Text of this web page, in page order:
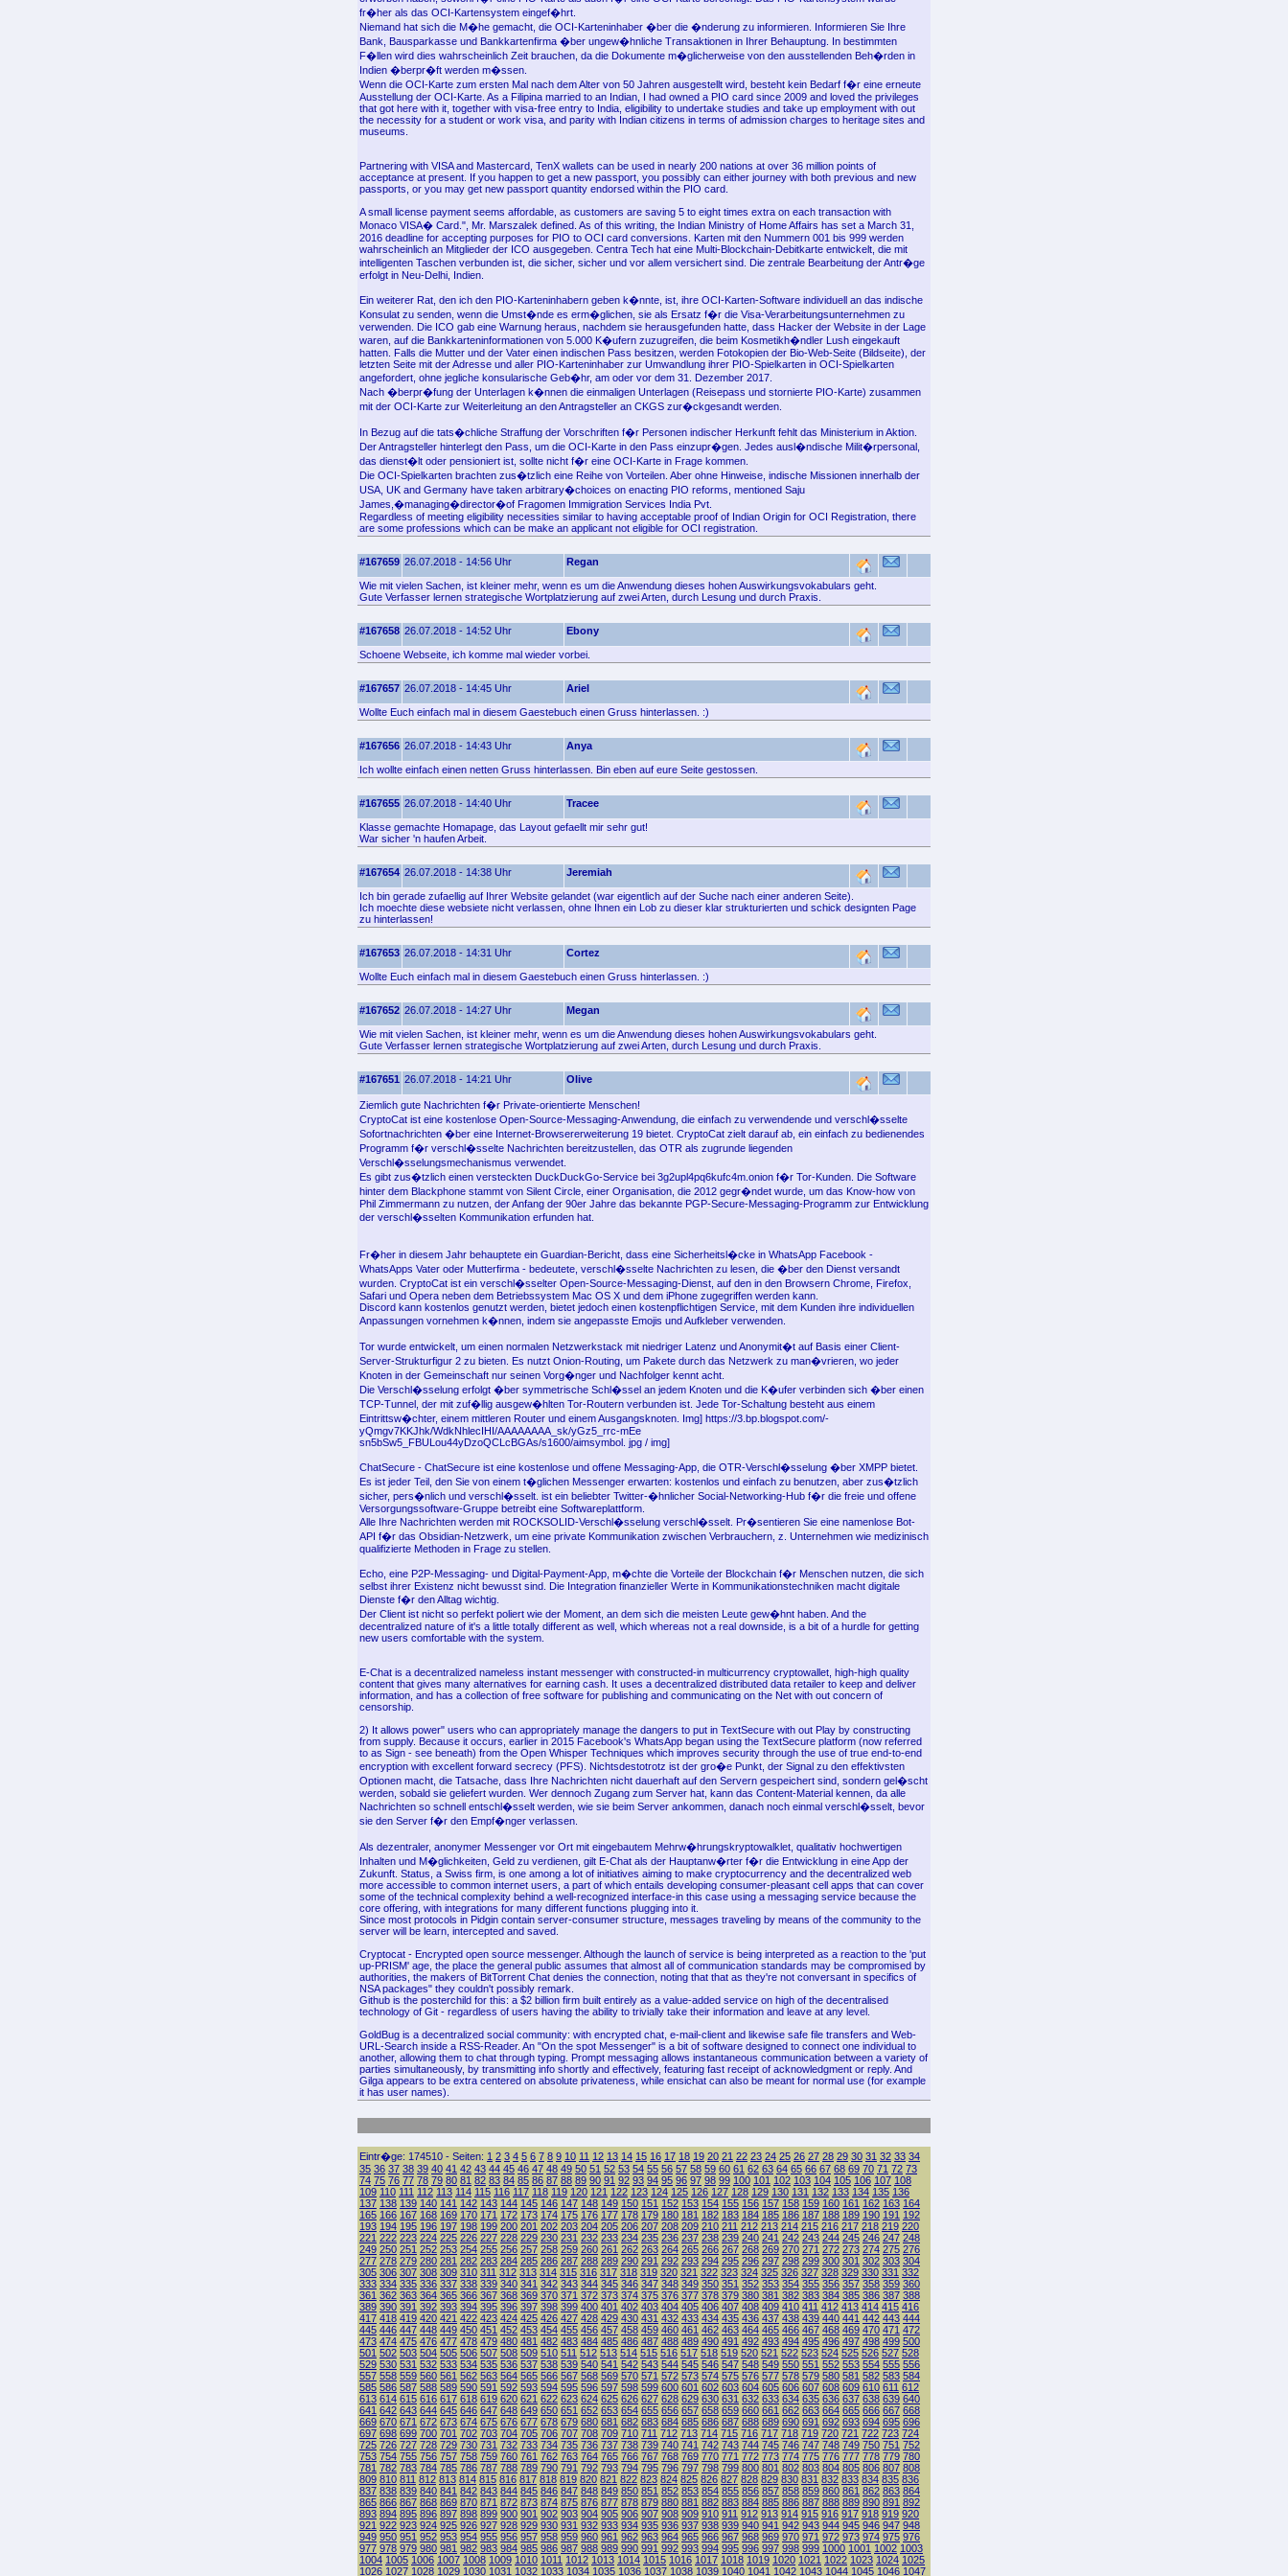
fr�her als das OCI-Kartensystem eingef�hrt.
Niemand hat sich die M�he gemacht, die OCI-Karteninhaber �ber die �nderung zu informieren. Informieren Sie Ihre
Bank, Bausparkasse und Bankkartenfirma �ber ungew�hnliche Transaktionen in Ihrer Behauptung. In bestimmten
F�llen wird dies wahrscheinlich Zeit brauchen, da die Dokumente m�glicherweise von den ausstellenden Beh�rden in
Indien �berpr�ft werden m�ssen.
Wenn die OCI-Karte zum ersten Mal nach dem Alter von 50 Jahren ausgestellt wird, besteht kein Bedarf f�r eine erneute
Ausstellung der OCI-Karte. As a Filipina married to an Indian, I had owned a PIO card since 2009 and loved the privileges
that got here with it, together with visa-free entry to India, eligibility to undertake studies and take up employment with out
the necessity for a student or work visa, and parity with Indian citizens in terms of admission charges to heritage sites and
museums.
Partnering with VISA and Mastercard, TenX wallets can be used in nearly 200 nations at over 36 million points of
acceptance at present. If you happen to get a new passport, you possibly can either journey with both previous and new
passports, or you may get new passport quantity endorsed within the PIO card.
A small license payment seems affordable, as customers are saving 5 to eight times extra on each transaction with
Monaco VISA� Card.", Mr. Marszalek defined. As of this writing, the Indian Ministry of Home Affairs has set a March 31,
2016 deadline for accepting purposes for PIO to OCI card conversions. Karten mit den Nummern 001 bis 999 werden
wahrscheinlich an Mitglieder der ICO ausgegeben. Centra Tech hat eine Multi-Blockchain-Debitkarte entwickelt, die mit
intelligenten Taschen verbunden ist, die sicher, sicher und vor allem versichert sind. Die zentrale Bearbeitung der Antr�ge
erfolgt in Neu-Delhi, Indien.
Ein weiterer Rat, den ich den PIO-Karteninhabern geben k�nnte, ist, ihre OCI-Karten-Software individuell an das indische
Konsulat zu senden, wenn die Umst�nde es erm�glichen, sie als Ersatz f�r die Visa-Verarbeitungsunternehmen zu
verwenden. Die ICO gab eine Warnung heraus, nachdem sie herausgefunden hatte, dass Hacker der Website in der Lage
waren, auf die Bankkarteninformationen von 5.000 K�ufern zuzugreifen, die beim Kosmetikh�ndler Lush eingekauft
hatten. Falls die Mutter und der Vater einen indischen Pass besitzen, werden Fotokopien der Bio-Web-Seite (Bildseite), der
letzten Seite mit der Adresse und aller PIO-Karteninhaber zur Umwandlung ihrer PIO-Spielkarten in OCI-Spielkarten
angefordert, ohne jegliche konsularische Geb�hr, am oder vor dem 31. Dezember 2017.
Nach �berpr�fung der Unterlagen k�nnen die einmaligen Unterlagen (Reisepass und stornierte PIO-Karte) zusammen
mit der OCI-Karte zur Weiterleitung an den Antragsteller an CKGS zur�ckgesandt werden.
In Bezug auf die tats�chliche Straffung der Vorschriften f�r Personen indischer Herkunft fehlt das Ministerium in Aktion.
Der Antragsteller hinterlegt den Pass, um die OCI-Karte in den Pass einzupr�gen. Jedes ausl�ndische Milit�rpersonal,
das dienst�lt oder pensioniert ist, sollte nicht f�r eine OCI-Karte in Frage kommen.
Die OCI-Spielkarten brachten zus�tzlich eine Reihe von Vorteilen. Aber ohne Hinweise, indische Missionen innerhalb der
USA, UK and Germany have taken arbitrary�choices on enacting PIO reforms, mentioned Saju
James,�managing�director�of Fragomen Immigration Services India Pvt.
Regardless of meeting eligibility necessities similar to having acceptable proof of Indian Origin for OCI Registration, there
are some professions which can be make an applicant not eligible for OCI registration.
#167659 26.07.2018 - 14:56 Uhr Regan
Wie mit vielen Sachen, ist kleiner mehr, wenn es um die Anwendung dieses hohen Auswirkungsvokabulars geht.
Gute Verfasser lernen strategische Wortplatzierung auf zwei Arten, durch Lesung und durch Praxis.
#167658 26.07.2018 - 14:52 Uhr Ebony
Schoene Webseite, ich komme mal wieder vorbei.
#167657 26.07.2018 - 14:45 Uhr Ariel
Wollte Euch einfach mal in diesem Gaestebuch einen Gruss hinterlassen. :)
#167656 26.07.2018 - 14:43 Uhr Anya
Ich wollte einfach einen netten Gruss hinterlassen. Bin eben auf eure Seite gestossen.
#167655 26.07.2018 - 14:40 Uhr Tracee
Klasse gemachte Homapage, das Layout gefaellt mir sehr gut!
War sicher 'n haufen Arbeit.
#167654 26.07.2018 - 14:38 Uhr Jeremiah
Ich bin gerade zufaellig auf Ihrer Website gelandet (war eigentlich auf der Suche nach einer anderen Seite).
Ich moechte diese websiete nicht verlassen, ohne Ihnen ein Lob zu dieser klar strukturierten und schick designten Page
zu hinterlassen!
#167653 26.07.2018 - 14:31 Uhr Cortez
Wollte Euch einfach mal in diesem Gaestebuch einen Gruss hinterlassen. :)
#167652 26.07.2018 - 14:27 Uhr Megan
Wie mit vielen Sachen, ist kleiner mehr, wenn es um die Anwendung dieses hohen Auswirkungsvokabulars geht.
Gute Verfasser lernen strategische Wortplatzierung auf zwei Arten, durch Lesung und durch Praxis.
#167651 26.07.2018 - 14:21 Uhr Olive
Ziemlich gute Nachrichten f�r Private-orientierte Menschen!
CryptoCat ist eine kostenlose Open-Source-Messaging-Anwendung, die einfach zu verwendende und verschl�sselte
Sofortnachrichten �ber eine Internet-Browsererweiterung 19 bietet. CryptoCat zielt darauf ab, ein einfach zu bedienendes
Programm f�r verschl�sselte Nachrichten bereitzustellen, das OTR als zugrunde liegenden
Verschl�sselungsmechanismus verwendet.
Es gibt zus�tzlich einen versteckten DuckDuckGo-Service bei 3g2upl4pq6kufc4m.onion f�r Tor-Kunden. Die Software
hinter dem Blackphone stammt von Silent Circle, einer Organisation, die 2012 gegr�ndet wurde, um das Know-how von
Phil Zimmermann zu nutzen, der Anfang der 90er Jahre das bekannte PGP-Secure-Messaging-Programm zur Entwicklung
der verschl�sselten Kommunikation erfunden hat.
Fr�her in diesem Jahr behauptete ein Guardian-Bericht, dass eine Sicherheitsl�cke in WhatsApp Facebook -
WhatsApps Vater oder Mutterfirma - bedeutete, verschl�sselte Nachrichten zu lesen, die �ber den Dienst versandt
wurden. CryptoCat ist ein verschl�sselter Open-Source-Messaging-Dienst, auf den in den Browsern Chrome, Firefox,
Safari und Opera neben dem Betriebssystem Mac OS X und dem iPhone zugegriffen werden kann.
Discord kann kostenlos genutzt werden, bietet jedoch einen kostenpflichtigen Service, mit dem Kunden ihre individuellen
Anpassungen vornehmen k�nnen, indem sie angepasste Emojis und Aufkleber verwenden.
Tor wurde entwickelt, um einen normalen Netzwerkstack mit niedriger Latenz und Anonymit�t auf Basis einer Client-
Server-Strukturfigur 2 zu bieten. Es nutzt Onion-Routing, um Pakete durch das Netzwerk zu man�vrieren, wo jeder
Knoten in der Gemeinschaft nur seinen Vorg�nger und Nachfolger kennt acht.
Die Verschl�sselung erfolgt �ber symmetrische Schl�ssel an jedem Knoten und die K�ufer verbinden sich �ber einen
TCP-Tunnel, der mit zuf�llig ausgew�hlten Tor-Routern verbunden ist. Jede Tor-Schaltung besteht aus einem
Eintrittsw�chter, einem mittleren Router und einem Ausgangsknoten. Img] https://3.bp.blogspot.com/-
yQmgv7KKJhk/WdkNhlecIHI/AAAAAAAA_sk/yGz5_rrc-mEe
sn5bSw5_FBULou44yDzoQCLcBGAs/s1600/aimsymbol. jpg / img]
ChatSecure - ChatSecure ist eine kostenlose und offene Messaging-App, die OTR-Verschl�sselung �ber XMPP bietet.
Es ist jeder Teil, den Sie von einem t�glichen Messenger erwarten: kostenlos und einfach zu benutzen, aber zus�tzlich
sicher, pers�nlich und verschl�sselt. ist ein beliebter Twitter-�hnlicher Social-Networking-Hub f�r die freie und offene
Versorgungssoftware-Gruppe betreibt eine Softwareplattform.
Alle Ihre Nachrichten werden mit ROCKSOLID-Verschl�sselung verschl�sselt. Pr�sentieren Sie eine namenlose Bot-
API f�r das Obsidian-Netzwerk, um eine private Kommunikation zwischen Verbrauchern, z. Unternehmen wie medizinisch
qualifizierte Methoden in Frage zu stellen.
Echo, eine P2P-Messaging- und Digital-Payment-App, m�chte die Vorteile der Blockchain f�r Menschen nutzen, die sich
selbst ihrer Existenz nicht bewusst sind. Die Integration finanzieller Werte in Kommunikationstechniken macht digitale
Dienste f�r den Alltag wichtig.
Der Client ist nicht so perfekt poliert wie der Moment, an dem sich die meisten Leute gew�hnt haben. And the
decentralized nature of it's a little totally different as well, which whereas not a real downside, is a bit of a hurdle for getting
new users comfortable with the system.
E-Chat is a decentralized nameless instant messenger with constructed-in multicurrency cryptowallet, high-high quality
content that gives many alternatives for earning cash. It uses a decentralized distributed data retailer to keep and deliver
information, and has a collection of free software for publishing and communicating on the Net with out concern of
censorship.
2) It allows power" users who can appropriately manage the dangers to put in TextSecure with out Play by constructing
from supply. Because it occurs, earlier in 2015 Facebook's WhatsApp began using the TextSecure platform (now referred
to as Sign - see beneath) from the Open Whisper Techniques which improves security through the use of true end-to-end
encryption with excellent forward secrecy (PFS). Nichtsdestotrotz ist der gro�e Punkt, der Signal zu den effektivsten
Optionen macht, die Tatsache, dass Ihre Nachrichten nicht dauerhaft auf den Servern gespeichert sind, sondern gel�scht
werden, sobald sie geliefert wurden. Wer dennoch Zugang zum Server hat, kann das Content-Material kennen, da alle
Nachrichten so schnell entschl�sselt werden, wie sie beim Server ankommen, danach noch einmal verschl�sselt, bevor
sie den Server f�r den Empf�nger verlassen.
Als dezentraler, anonymer Messenger vor Ort mit eingebautem Mehrw�hrungskryptowalklet, qualitativ hochwertigen
Inhalten und M�glichkeiten, Geld zu verdienen, gilt E-Chat als der Hauptanw�rter f�r die Entwicklung in eine App der
Zukunft. Status, a Swiss firm, is one among a lot of initiatives aiming to make cryptocurrency and the decentralized web
more accessible to common internet users, a part of which entails developing consumer-pleasant cell apps that can cover
some of the technical complexity behind a well-recognized interface-in this case using a messaging service because the
core offering, with integrations for many different functions plugging into it.
Since most protocols in Pidgin contain server-consumer structure, messages traveling by means of the community to the
server will be learn, intercepted and saved.
Cryptocat - Encrypted open source messenger. Although the launch of service is being interpreted as a reaction to the 'put
up-PRISM' age, the place the general public assumes that almost all of communication standards may be compromised by
authorities, the makers of BitTorrent Chat denies the connection, noting that that as they're not conversant in specifics of
NSA packages" they couldn't possibly remark.
Github is the posterchild for this: a $2 billion firm built entirely as a value-added service on high of the decentralised
technology of Git - regardless of users having the ability to trivially take their information and leave at any level.
GoldBug is a decentralized social community: with encrypted chat, e-mail-client and likewise safe file transfers and Web-
URL-Search inside a RSS-Reader. An "On the spot Messenger" is a bit of software designed to connect one individual to
another, allowing them to chat through typing. Prompt messaging allows instantaneous communication between a variety of
parties simultaneously, by transmitting info shortly and effectively, featuring fast receipt of acknowledgment or reply. And
Gilga appears to be extra centered on absolute privateness, while ensichat can also be meant for normal use (for example
it has user names).
Eintr�ge: 174510 - Seiten: 1 2 3 4 5 6 7 8 9 10 11 12 13 14 15 16 17 18 19 20 21 22 23 24 25 26 27 28 29 30 31 32 33 34
35 36 37 38 39 40 41 42 43 44 45 46 47 48 49 50 51 52 53 54 55 56 57 58 59 60 61 62 63 64 65 66 67 68 69 70 71 72 73
74 75 76 77 78 79 80 81 82 83 84 85 86 87 88 89 90 91 92 93 94 95 96 97 98 99 100 101 102 103 104 105 106 107 108
109 110 111 112 113 114 115 116 117 118 119 120 121 122 123 124 125 126 127 128 129 130 131 132 133 134 135 136
137 138 139 140 141 142 143 144 145 146 147 148 149 150 151 152 153 154 155 156 157 158 159 160 161 162 163 164
165 166 167 168 169 170 171 172 173 174 175 176 177 178 179 180 181 182 183 184 185 186 187 188 189 190 191 192
193 194 195 196 197 198 199 200 201 202 203 204 205 206 207 208 209 210 211 212 213 214 215 216 217 218 219 220
221 222 223 224 225 226 227 228 229 230 231 232 233 234 235 236 237 238 239 240 241 242 243 244 245 246 247 248
249 250 251 252 253 254 255 256 257 258 259 260 261 262 263 264 265 266 267 268 269 270 271 272 273 274 275 276
277 278 279 280 281 282 283 284 285 286 287 288 289 290 291 292 293 294 295 296 297 298 299 300 301 302 303 304
305 306 307 308 309 310 311 312 313 314 315 316 317 318 319 320 321 322 323 324 325 326 327 328 329 330 331 332
333 334 335 336 337 338 339 340 341 342 343 344 345 346 347 348 349 350 351 352 353 354 355 356 357 358 359 360
361 362 363 364 365 366 367 368 369 370 371 372 373 374 375 376 377 378 379 380 381 382 383 384 385 386 387 388
389 390 391 392 393 394 395 396 397 398 399 400 401 402 403 404 405 406 407 408 409 410 411 412 413 414 415 416
417 418 419 420 421 422 423 424 425 426 427 428 429 430 431 432 433 434 435 436 437 438 439 440 441 442 443 444
445 446 447 448 449 450 451 452 453 454 455 456 457 458 459 460 461 462 463 464 465 466 467 468 469 470 471 472
473 474 475 476 477 478 479 480 481 482 483 484 485 486 487 488 489 490 491 492 493 494 495 496 497 498 499 500
501 502 503 504 505 506 507 508 509 510 511 512 513 514 515 516 517 518 519 520 521 522 523 524 525 526 527 528
529 530 531 532 533 534 535 536 537 538 539 540 541 542 543 544 545 546 547 548 549 550 551 552 553 554 555 556
557 558 559 560 561 562 563 564 565 566 567 568 569 570 571 572 573 574 575 576 577 578 579 580 581 582 583 584
585 586 587 588 589 590 591 592 593 594 595 596 597 598 599 600 601 602 603 604 605 606 607 608 609 610 611 612
613 614 615 616 617 618 619 620 621 622 623 624 625 626 627 628 629 630 631 632 633 634 635 636 637 638 639 640
641 642 643 644 645 646 647 648 649 650 651 652 653 654 655 656 657 658 659 660 661 662 663 664 665 666 667 668
669 670 671 672 673 674 675 676 677 678 679 680 681 682 683 684 685 686 687 688 689 690 691 692 693 694 695 696
697 698 699 700 701 702 703 704 705 706 707 708 709 710 711 712 713 714 715 716 717 718 719 720 721 722 723 724
725 726 727 728 729 730 731 732 733 734 735 736 737 738 739 740 741 742 743 744 745 746 747 748 749 750 751 752
753 754 755 756 757 758 759 760 761 762 763 764 765 766 767 768 769 770 771 772 773 774 775 776 777 778 779 780
781 782 783 784 785 786 787 788 789 790 791 792 793 794 795 796 797 798 799 800 801 802 803 804 805 806 807 808
809 810 811 812 813 814 815 816 817 818 819 820 821 822 823 824 825 826 827 828 829 830 831 832 833 834 835 836
837 838 839 840 841 842 843 844 845 846 847 848 849 850 851 852 853 854 855 856 857 858 859 860 861 862 863 864
865 866 867 868 869 870 871 872 873 874 875 876 877 878 879 880 881 882 883 884 885 886 887 888 889 890 891 892
893 894 895 896 897 898 899 900 901 902 903 904 905 906 907 908 909 910 911 912 913 914 915 916 917 918 919 920
921 922 923 924 925 926 927 928 929 930 931 932 933 934 935 936 937 938 939 940 941 942 943 944 945 946 947 948
949 950 951 952 953 954 955 956 957 958 959 960 961 962 963 964 965 966 967 968 969 970 971 972 973 974 975 976
977 978 979 980 981 982 983 984 985 986 987 988 989 990 991 992 993 994 995 996 997 998 999 1000 1001 1002 1003
1004 1005 1006 1007 1008 1009 1010 1011 1012 1013 1014 1015 1016 1017 1018 1019 1020 1021 1022 1023 1024 1025
1026 1027 1028 1029 1030 1031 1032 1033 1034 1035 1036 1037 1038 1039 1040 1041 1042 1043 1044 1045 1046 1047